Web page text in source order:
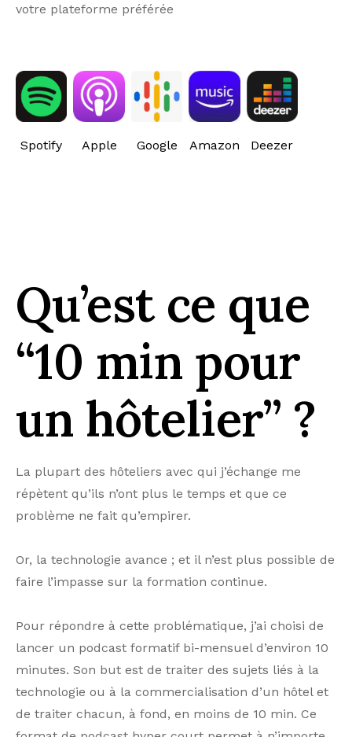
votre plateforme préférée
Spotify Apple Google Amazon Deezer
Qu’est ce que
“10 min pour
un hôtelier” ?
La plupart des hôteliers avec qui j’échange me
répètent qu’ils n’ont plus le temps et que ce
problème ne fait qu’empirer.
Or, la technologie avance ; et il n’est plus possible de
faire l’impasse sur la formation continue.
Pour répondre à cette problématique, j’ai choisi de
lancer un podcast formatif bi-mensuel d’environ 10
minutes. Son but est de traiter des sujets liés à la
technologie ou à la commercialisation d’un hôtel et
de traiter chacun, à fond, en moins de 10 min. Ce